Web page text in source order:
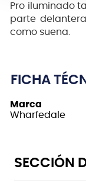
Pro iluminado
parte
como suena.
FICHA
Marca
Wharfedale